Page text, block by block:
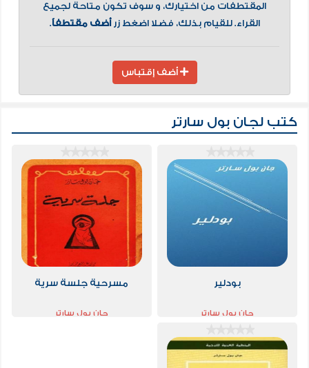
المقتطفات من اختيارك، و سوف تكون متاحة لجميع
القراء. للقيام بذلك، فضلا اضغط زرأضف مقتطفاً.
أضف إقتباس
كتب لجان بول سارتر
بودلير
جان بول سارتر
مسرحية جلسة سرية
جان بول سارتر